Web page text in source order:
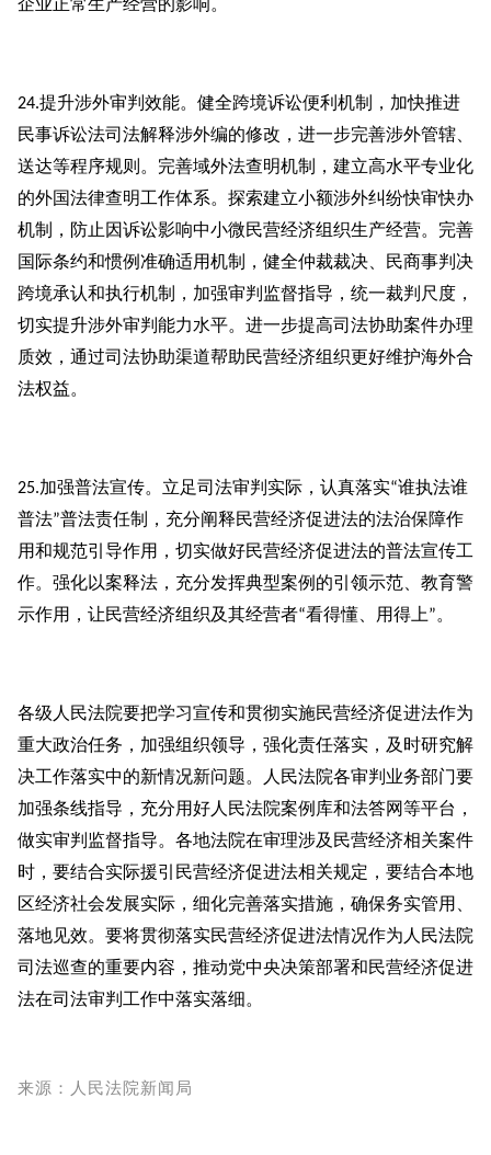
企业正常生产经营的影响。
24.提升涉外审判效能。健全跨境诉讼便利机制，加快推进
民事诉讼法司法解释涉外编的修改，进一步完善涉外管辖、
送达等程序规则。完善域外法查明机制，建立高水平专业化
的外国法律查明工作体系。探索建立小额涉外纠纷快审快办
机制，防止因诉讼影响中小微民营经济组织生产经营。完善
国际条约和惯例准确适用机制，健全仲裁裁决、民商事判决
跨境承认和执行机制，加强审判监督指导，统一裁判尺度，
切实提升涉外审判能力水平。进一步提高司法协助案件办理
质效，通过司法协助渠道帮助民营经济组织更好维护海外合
法权益。
25.加强普法宣传。立足司法审判实际，认真落实“谁执法谁
普法”普法责任制，充分阐释民营经济促进法的法治保障作
用和规范引导作用，切实做好民营经济促进法的普法宣传工
作。强化以案释法，充分发挥典型案例的引领示范、教育警
示作用，让民营经济组织及其经营者“看得懂、用得上”。
各级人民法院要把学习宣传和贯彻实施民营经济促进法作为
重大政治任务，加强组织领导，强化责任落实，及时研究解
决工作落实中的新情况新问题。人民法院各审判业务部门要
加强条线指导，充分用好人民法院案例库和法答网等平台，
做实审判监督指导。各地法院在审理涉及民营经济相关案件
时，要结合实际援引民营经济促进法相关规定，要结合本地
区经济社会发展实际，细化完善落实措施，确保务实管用、
落地见效。要将贯彻落实民营经济促进法情况作为人民法院
司法巡查的重要内容，推动党中央决策部署和民营经济促进
法在司法审判工作中落实落细。
来源：人民法院新闻局